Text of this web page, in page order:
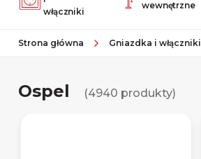
włączniki
wewnętrzne
Strona główna Gniazdka i włączniki
Ospel (4940 produkty)